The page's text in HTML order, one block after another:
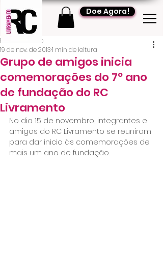
Doe Agora!
Grupo de amigos inicia
comemorações do 7º ano
de fundação do RC
Livramento
RC Livramento
19 de nov. de 20131 min de leitura
No dia 15 de novembro, integrantes e
amigos do RC Livramento se reuniram
para dar inicio às comemorações de
mais um ano de fundação.